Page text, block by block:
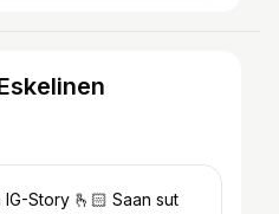
Story 🫰🏻 Saan sut